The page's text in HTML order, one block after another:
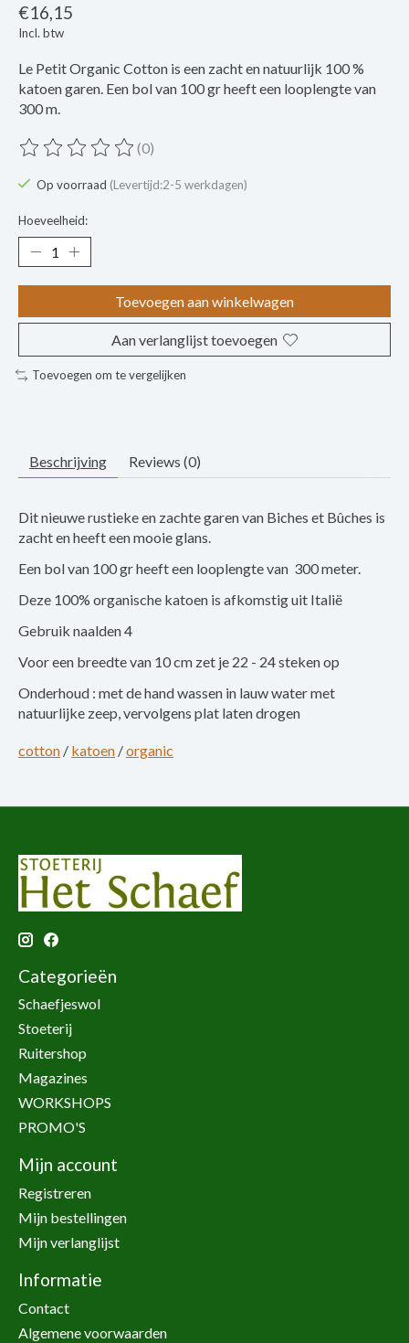
€16,15
Incl. btw
Le Petit Organic Cotton is een zacht en natuurlijk 100 %
katoen garen. Een bol van 100 gr heeft een looplengte van
300 m.
De beoordeling van dit product is
(0)
Op voorraad (Levertijd:2-5 werkdagen)
Hoeveelheid:
Toevoegen aan winkelwagen
Aan verlanglijst toevoegen
Toevoegen om te vergelijken
Beschrijving Reviews (0)
Dit nieuwe rustieke en zachte garen van Biches et Bûches is
zacht en heeft een mooie glans.
Een bol van 100 gr heeft een looplengte van 300 meter.
Deze 100% organische katoen is afkomstig uit Italië
Gebruik naalden 4
Voor een breedte van 10 cm zet je 22 - 24 steken op
Onderhoud : met de hand wassen in lauw water met
natuurlijke zeep, vervolgens plat laten drogen
cotton / katoen /organic
Categorieën
Schaefjeswol
Stoeterij
Ruitershop
Magazines
WORKSHOPS
PROMO'S
Mijn account
Registreren
Mijn bestellingen
Mijn verlanglijst
Informatie
Contact
Algemene voorwaarden